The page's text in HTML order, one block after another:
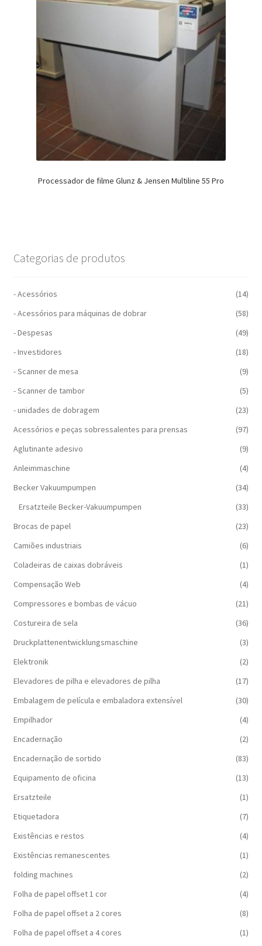
Processador de filme Glunz & Jensen Multiline 55 Pro
Categorias de produtos
- Acessórios
(14)
- Acessórios para máquinas de dobrar
(58)
- Despesas
(49)
- Investidores
(18)
- Scanner de mesa
(9)
- Scanner de tambor
(5)
- unidades de dobragem
(23)
Acessórios e peças sobressalentes para prensas
(97)
Aglutinante adesivo
(9)
Anleimmaschine
(4)
Becker Vakuumpumpen
(34)
Ersatzteile Becker-Vakuumpumpen
(33)
Brocas de papel
(23)
Camiões industriais
(6)
Coladeiras de caixas dobráveis
(1)
Compensação Web
(4)
Compressores e bombas de vácuo
(21)
Costureira de sela
(36)
Druckplattenentwicklungsmaschine
(3)
Elektronik
(2)
Elevadores de pilha e elevadores de pilha
(17)
Embalagem de película e embaladora extensível
(30)
Empilhador
(4)
Encadernação
(2)
Encadernação de sortido
(83)
Equipamento de oficina
(13)
Ersatzteile
(1)
Etiquetadora
(7)
Existências e restos
(4)
Existências remanescentes
(1)
folding machines
(2)
Folha de papel offset 1 cor
(4)
Folha de papel offset a 2 cores
(8)
Folha de papel offset a 4 cores
(1)